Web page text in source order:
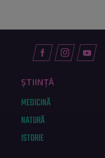
ȘTIINȚĂ
MEDICINĂ
NATURĂ
ISTORIE